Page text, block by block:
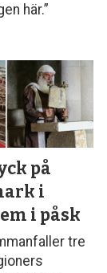
här.”
på
i
i påsk
tre